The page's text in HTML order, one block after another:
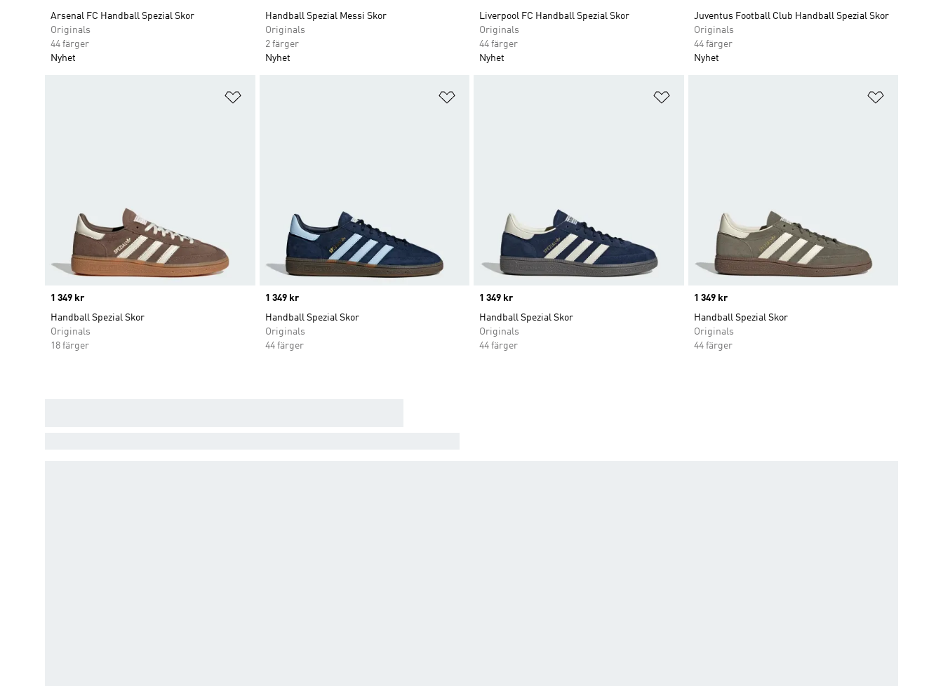
Arsenal FC Handball Spezial Skor
Originals
44 färger
Nyhet
Handball Spezial Messi Skor
Originals
2 färger
Nyhet
Liverpool FC Handball Spezial Skor
Originals
44 färger
Nyhet
Juventus Football Club Handball Spezial Skor
Originals
44 färger
Nyhet
Price
1 349 kr
Handball Spezial Skor
Originals
18 färger
Price
1 349 kr
Handball Spezial Skor
Originals
44 färger
Price
1 349 kr
Handball Spezial Skor
Originals
44 färger
Price
1 349 kr
Handball Spezial Skor
Originals
44 färger